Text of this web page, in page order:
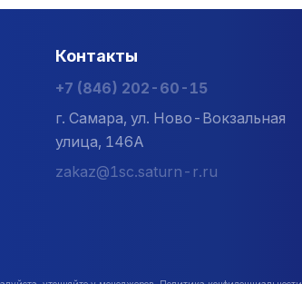
Контакты
+7 (846) 202-60-15
г. Самара, ул. Ново-Вокзальная
улица, 146А
zakaz@1sc.saturn-r.ru